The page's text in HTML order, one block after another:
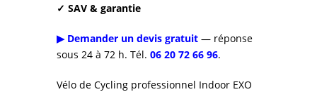
✓ SAV & garantie
▶ Demander un devis gratuit — réponse
sous 24 à 72 h. Tél. 06 20 72 66 96.
Vélo de Cycling professionnel Indoor EXO